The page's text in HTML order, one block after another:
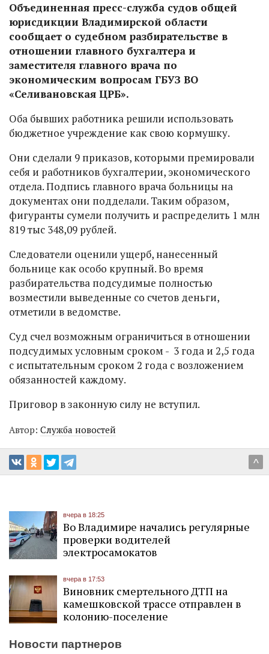
Объединенная пресс-служба судов общей
юрисдикции Владимирской области
сообщает о судебном разбирательстве в
отношении главного бухгалтера и
заместителя главного врача по
экономическим вопросам ГБУЗ ВО
«Селивановская ЦРБ».
Оба бывших работника решили использовать
бюджетное учреждение как свою кормушку.
Они сделали 9 приказов, которыми премировали
себя и работников бухгалтерии, экономического
отдела. Подпись главного врача больницы на
документах они подделали. Таким образом,
фигуранты сумели получить и распределить 1 млн
819 тыс 348,09 рублей.
Следователи оценили ущерб, нанесенный
больнице как особо крупный. Во время
разбирательства подсудимые полностью
возместили выведенные со счетов деньги,
отметили в ведомстве.
Суд счел возможным ограничиться в отношении
подсудимых условным сроком - 3 года и 2,5 года
с испытательным сроком 2 года с возложением
обязанностей каждому.
Приговор в законную силу не вступил.
Автор: Служба новостей
^
вчера в 18:25
Во Владимире начались регулярные
проверки водителей
электросамокатов
вчера в 17:53
Виновник смертельного ДТП на
камешковской трассе отправлен в
колонию-поселение
Новости партнеров